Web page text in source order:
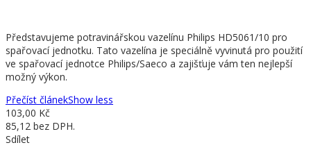
Představujeme potravinářskou vazelínu Philips HD5061/10 pro
spařovací jednotku. Tato vazelína je speciálně vyvinutá pro použití
ve spařovací jednotce Philips/Saeco a zajišťuje vám ten nejlepší
možný výkon.
Přečíst článekShow less
103,00 Kč
85,12 bez DPH.
Sdílet